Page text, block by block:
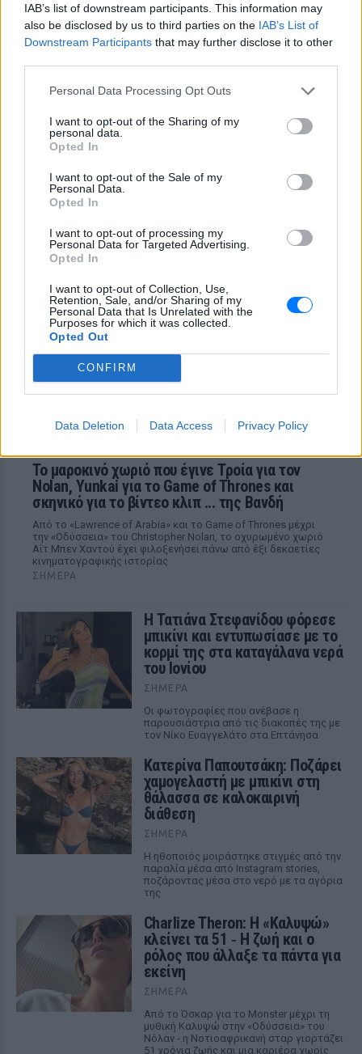
IAB’s list of downstream participants. This information may
also be disclosed by us to third parties on the IAB’s List of
Downstream Participants that may further disclose it to other
Personal Data Processing Opt Outs
I want to opt-out of the Sharing of my
personal data.
Opted In
I want to opt-out of the Sale of my
Personal Data.
Opted In
I want to opt-out of processing my
Personal Data for Targeted Advertising.
Opted In
I want to opt-out of Collection, Use,
Retention, Sale, and/or Sharing of my
Personal Data that Is Unrelated with the
Purposes for which it was collected.
Opted Out
CONFIRM
Data Deletion Data Access Privacy Policy
μουσικής, 22 χρόνια μετά τη νίκη της
Ελλάδας στη Eurovision.
Νεαρός στο λιμάνι του Πειραιά:
«Πάω διακοπές έναν μήνα» ‑ Η
απίθανη ατάκα στην κάμερα του
MEGA
ΣΉΜΕΡΑ
Παρασκευή 7 Αυγούστου.
Ιωαννίδη: «Διασταυρώστε
καμία πληροφορία πριν
ΣΉΜΕΡΑ
Η παραγωγός ραδιοφώνου ανάρτησε
story στο Instagram για να διαψεύσει όσα
Το μαροκινό χωριό που έγινε Τροία για τον
Nolan, Yunkai για το Game of Thrones και
σκηνικό για το βίντεο κλιπ ... της Βανδή
Από το «Lawrence of Arabia» και το Game of Thrones μέχρι
την «Οδύσσεια» του Christopher Nolan, το οχυρωμένο χωριό
Αΐτ Μπεν Χαντού έχει φιλοξενήσει πάνω από έξι δεκαετίες
κινηματογραφικής ιστορίας
ΣΉΜΕΡΑ
Η Τατιάνα Στεφανίδου φόρεσε
μπικίνι και εντυπωσίασε με το
κορμί της στα καταγάλανα νερά
του Ιονίου
ΣΉΜΕΡΑ
Οι φωτογραφίες που ανέβασε η
παρουσιάστρια από τις διακοπές της με
τον Νίκο Ευαγγελάτο στα Επτάνησα
Κατερίνα Παπουτσάκη: Ποζάρει
χαμογελαστή με μπικίνι στη
θάλασσα σε καλοκαιρινή
διάθεση
ΣΉΜΕΡΑ
Η ηθοποιός μοιράστηκε στιγμές από την
παραλία μέσα από Instagram stories,
ποζάροντας μέσα στο νερό με τα αγόρια
της
Charlize Theron: Η «Καλυψώ»
κλείνει τα 51 ‑ H ζωή και ο
ρόλος που άλλαξε τα πάντα για
εκείνη
ΣΉΜΕΡΑ
Από το Όσκαρ για το Monster μέχρι τη
μυθική Καλυψώ στην «Οδύσσεια» του
Νόλαν - η Νοτιοαφρικανή σταρ γιορτάζει
51 χρόνια ζωής και μια καριέρα χωρίς